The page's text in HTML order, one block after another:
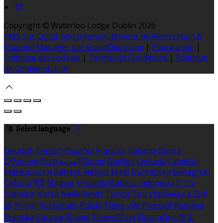
Copyright © Waterloo Lodge Dublin 2026
PMS sur Cloud, Site Internet, Moteur de Réservation &
Channel Manager par GuestDiary.com | Plan du site |
Politique des cookies | Termes et Conditions | Politique
de Confidentialité
Select language
Deutsch English Español Français Italiano Dansk
Ελληνικά Eesti العربية Suomi Gaeilge Lietuvių Latviešu
Македонски Bahasa melayu Malti Български Беларускі
Čeština हिंदी Magyar Hrvatski Bahasa indonesia עברית
Íslenska Norsk Nederlands Türkçe ไทย Українська 日本
語 한국어 Português Polski Tiếng việt Русский Română
Svenska Српски Shqipe Slovenščina Slovenčina 中文